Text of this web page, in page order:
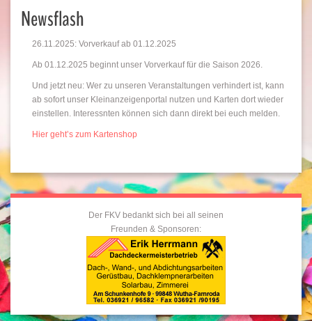
Newsflash
26.11.2025: Vorverkauf ab 01.12.2025
Ab 01.12.2025 beginnt unser Vorverkauf für die Saison 2026.
Und jetzt neu: Wer zu unseren Veranstaltungen verhindert ist, kann
ab sofort unser Kleinanzeigenportal nutzen und Karten dort wieder
einstellen. Interessnten können sich dann direkt bei euch melden.
Hier geht’s zum Kartenshop
Der FKV bedankt sich bei all seinen
Freunden & Sponsoren: